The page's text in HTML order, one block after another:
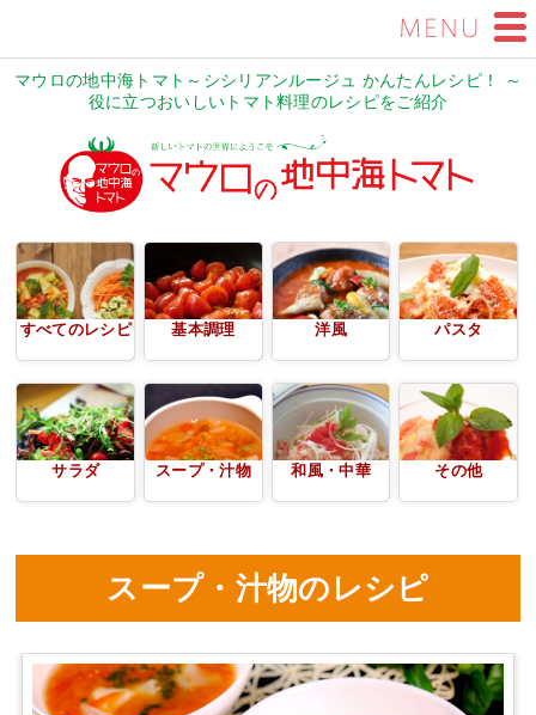
マウロの地中海トマト～シシリアンルージュ かんたんレシピ！ ～
役に立つおいしいトマト料理のレシピをご紹介
すべてのレシピ 基本調理 洋風 パスタ
サラダ スープ・汁物 和風・中華 その他
スープ・汁物のレシピ